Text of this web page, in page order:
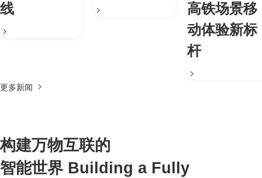
线
高铁场景移
动体验新标
杆
更多新闻
构建万物互联的
智能世界 Building a Fully